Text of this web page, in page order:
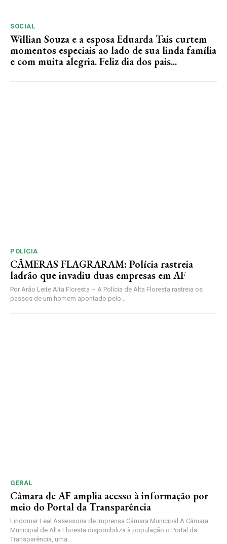
SOCIAL
Willian Souza e a esposa Eduarda Tais curtem
momentos especiais ao lado de sua linda família
e com muita alegria. Feliz dia dos pais...
POLÍCIA
CÂMERAS FLAGRARAM: Polícia rastreia
ladrão que invadiu duas empresas em AF
Por Arão Leite Alta Floresta – A Polícia de Alta Floresta rastreia os
passos de um homem apontado pelo...
GERAL
Câmara de AF amplia acesso à informação por
meio do Portal da Transparência
Lindomar Leal Assessoria de Imprensa Câmara Municipal A Câmara
Municipal de Alta Floresta disponibiliza à população o Portal da
Transparência, uma...